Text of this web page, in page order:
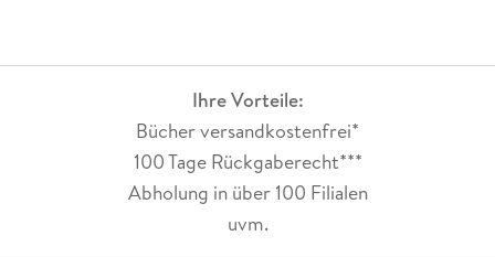
Ihre Vorteile:
Bücher versandkostenfrei*
100 Tage Rückgaberecht***
Abholung in über 100 Filialen
uvm.